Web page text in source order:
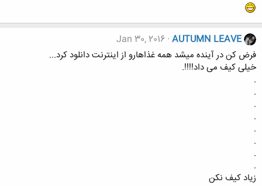
AUTUMN LEAVE
Jan 30, 2016
فرض کن در آینده میشد همه غذاهارو از اینترنت دانلود کرد...
خیلی کیف می داد!!!!.
.
.
.
.
.
.
.
.
زیاد کیف نکن